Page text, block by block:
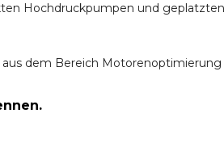
Hochdruckpumpen und
dem Bereich